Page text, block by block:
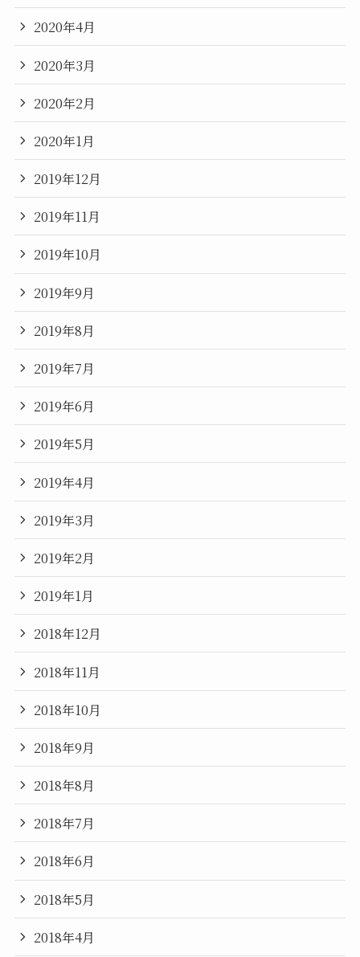
2020年4月
2020年3月
2020年2月
2020年1月
2019年12月
2019年11月
2019年10月
2019年9月
2019年8月
2019年7月
2019年6月
2019年5月
2019年4月
2019年3月
2019年2月
2019年1月
2018年12月
2018年11月
2018年10月
2018年9月
2018年8月
2018年7月
2018年6月
2018年5月
2018年4月